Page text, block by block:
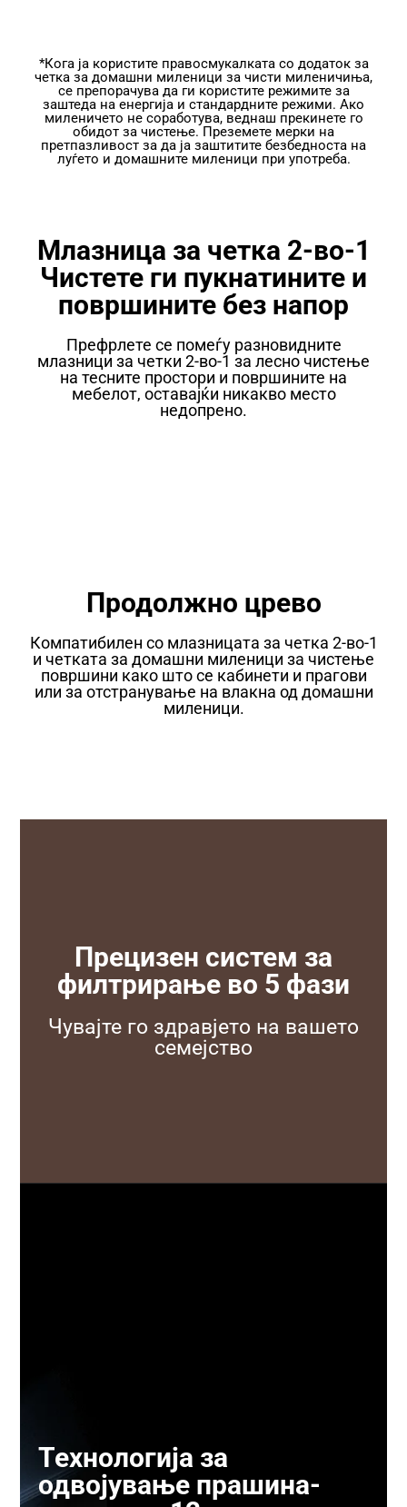
*Кога ја користите правосмукалката со додаток за
четка за домашни миленици за чисти миленичиња,
се препорачува да ги користите режимите за
заштеда на енергија и стандардните режими. Ако
миленичето не соработува, веднаш прекинете го
обидот за чистење. Преземете мерки на
претпазливост за да ја заштитите безбедноста на
луѓето и домашните миленици при употреба.
Млазница за четка 2-во-1
Чистете ги пукнатините и
површините без напор
Префрлете се помеѓу разновидните
млазници за четки 2-во-1 за лесно чистење
на тесните простори и површините на
мебелот, оставајќи никакво место
недопрено.
Продолжно црево
Компатибилен со млазницата за четка 2-во-1
и четката за домашни миленици за чистење
површини како што се кабинети и прагови
или за отстранување на влакна од домашни
миленици.
Прецизен систем за
филтрирање во 5 фази
Чувајте го здравјето на вашето
семејство
Технологија за
одвојување прашина-